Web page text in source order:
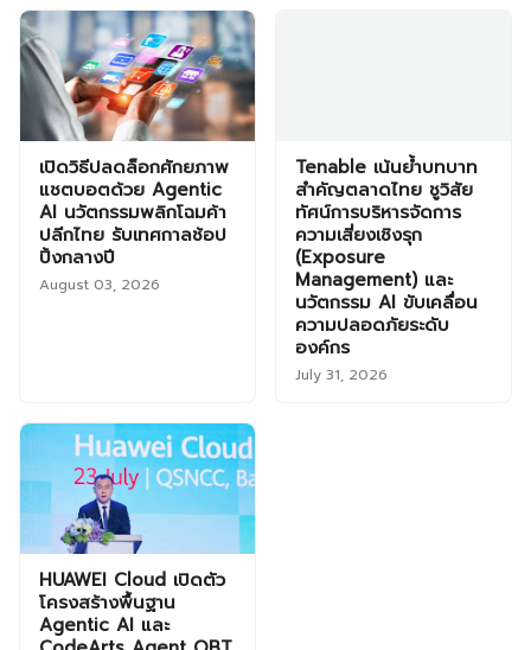
เปิดวิธีปลดล็อกศักยภาพ
แชตบอตด้วย Agentic
AI นวัตกรรมพลิกโฉมค้า
ปลีกไทย รับเทศกาลช้อป
ปิ้งกลางปี
August 03, 2026
Tenable เน้นย้ำบทบาท
สำคัญตลาดไทย ชูวิสัย
ทัศน์การบริหารจัดการ
ความเสี่ยงเชิงรุก
(Exposure
Management) และ
นวัตกรรม AI ขับเคลื่อน
ความปลอดภัยระดับ
องค์กร
July 31, 2026
HUAWEI Cloud เปิดตัว
โครงสร้างพื้นฐาน
Agentic AI และ